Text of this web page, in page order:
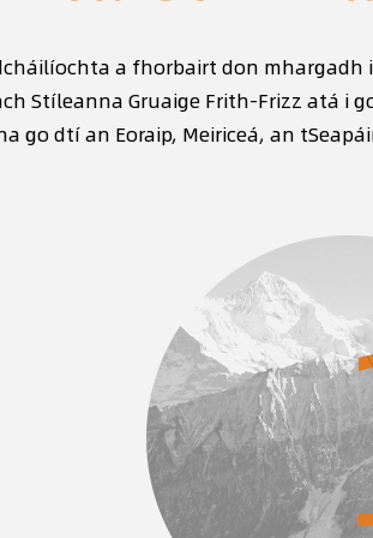
a fhorbairt don mhargadh
Stíleanna Gruaige Frith-Frizz atá i
go dtí an Eoraip, Meiriceá, an
láidir T&F
fócas fadtéarmach againn ar
le foireann ghairmiúil T &
is féidir fabraicí agus táirgí teicstíle
nua a fhorbairt mar
ar éileamh an mhargaidh.